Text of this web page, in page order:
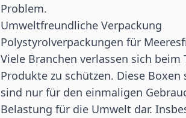
Problem.
Umweltfreundliche Verpackung
Polystyrolverpackungen für
Viele Branchen verlassen sich
Produkte zu schützen. Diese
sind nur für den einmaligen
Belastung für die Umwelt dar.